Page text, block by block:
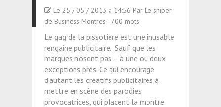
Le 25 / 05 / 2013 à 14:56 Par Le sniper
de Business Montres - 700 mots
Le gag de la pissotière est une inusable
rengaine publicitaire. Sauf que les
marques n'osent pas – à une ou deux
exceptions près. Ce qui encourage
d'autant les créatifs publicitaires à
mettre en scène des parodies
provocatrices, qui placent la montre